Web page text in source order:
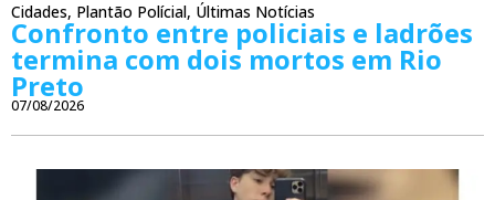
Cidades, Plantão Polícial, Últimas Notícias
Confronto entre policiais e ladrões
termina com dois mortos em Rio
Preto
07/08/2026